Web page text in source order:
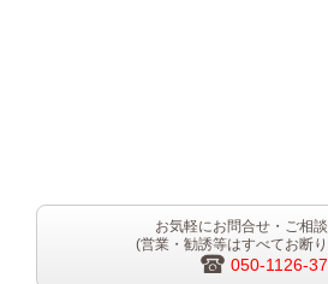
お気軽にお問合せ・ご相
(営業・勧誘等はすべてお断
050-1126-